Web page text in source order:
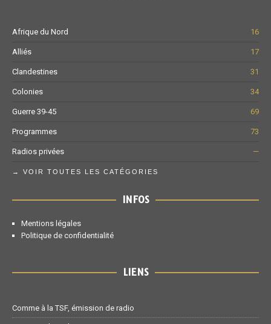
Afrique du Nord 16
Alliés 17
Clandestines 31
Colonies 34
Guerre 39-45 69
Programmes 73
Radios privées —
→ VOIR TOUTES LES CATÉGORIES
INFOS
Mentions légales
Politique de confidentialité
LIENS
Comme à la TSF, émission de radio